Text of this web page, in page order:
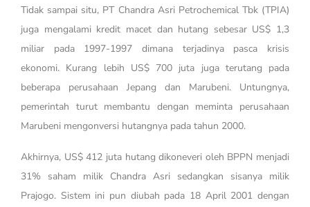
Tidak sampai situ, PT Chandra Asri Petrochemical Tbk (TPIA)
juga mengalami kredit macet dan hutang sebesar US$ 1,3
miliar pada 1997-1997 dimana terjadinya pasca krisis
ekonomi. Kurang lebih US$ 700 juta juga terutang pada
beberapa perusahaan Jepang dan Marubeni. Untungnya,
pemerintah turut membantu dengan meminta perusahaan
Marubeni mengonversi hutangnya pada tahun 2000.
Akhirnya, US$ 412 juta hutang dikoneveri oleh BPPN menjadi
31% saham milik Chandra Asri sedangkan sisanya milik
Prajogo. Sistem ini pun diubah pada 18 April 2001 dengan